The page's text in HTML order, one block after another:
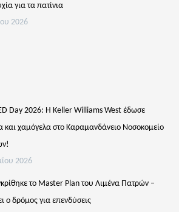
για τα πατίνια
2026
Day 2026: Η Keller Williams West έδωσε
και χαμόγελα στο Καραμανδάνειο Νοσοκομείο
2026
το Master Plan του Λιμένα Πατρών –
ο δρόμος για επενδύσεις